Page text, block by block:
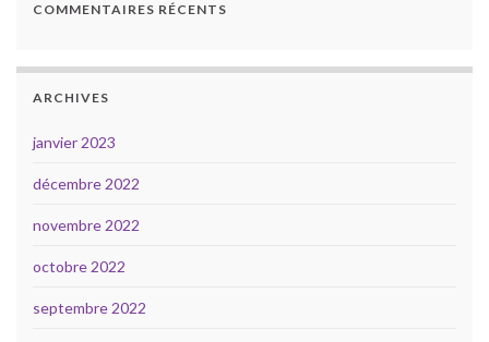
COMMENTAIRES RÉCENTS
ARCHIVES
janvier 2023
décembre 2022
novembre 2022
octobre 2022
septembre 2022